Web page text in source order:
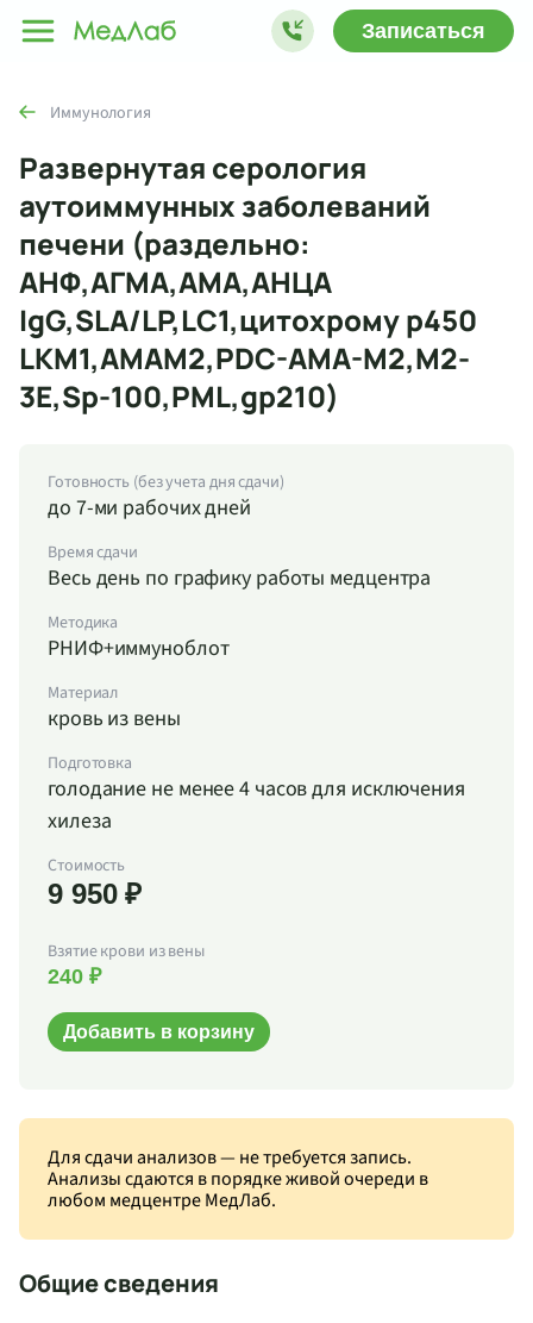
Записаться
Иммунология
Развернутая серология
аутоиммунных заболеваний
печени (раздельно:
АНФ,АГМА,АМА,АНЦА
IgG,SLA/LP,LC1,цитохрому р450
LKM1,AMAM2,PDC-AMA-M2,M2-
3E,Sp-100,PML,gp210)
Для сдачи анализов — не требуется запись.
Анализы сдаются в порядке живой очереди в
любом медцентре МедЛаб.
Общие сведения
Готовность (без учета дня сдачи)
до 7-ми рабочих дней
Время сдачи
Весь день по графику работы медцентра
Методика
РНИФ+иммуноблот
Материал
кровь из вены
Подготовка
голодание не менее 4 часов для исключения
хилеза
Стоимость
9 950 ₽
Взятие крови из вены
240 ₽
Добавить в корзину